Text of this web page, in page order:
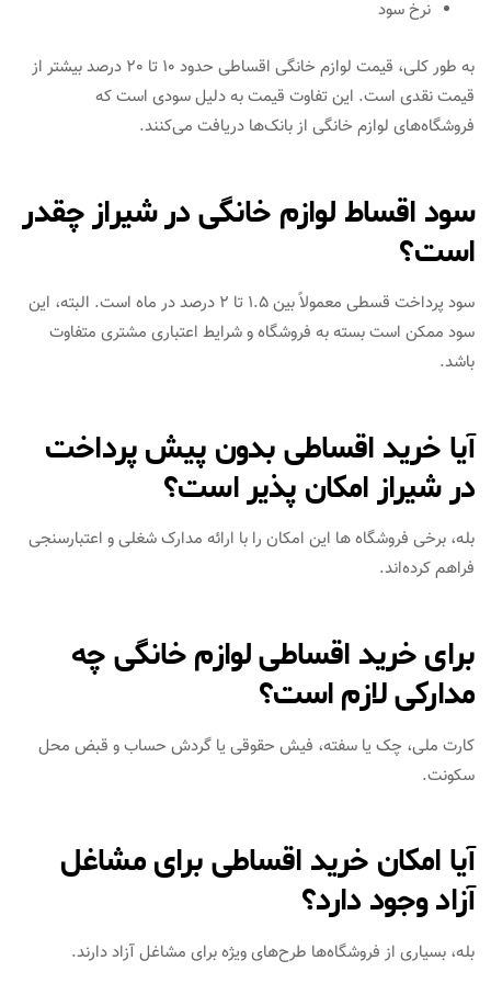
نرخ سود
به طور کلی، قیمت لوازم خانگی اقساطی حدود 10 تا 20 درصد بیشتر از
قیمت نقدی است. این تفاوت قیمت به دلیل سودی است که
فروشگاه‌های لوازم خانگی از بانک‌ها دریافت می‌کنند.
سود اقساط لوازم خانگی در شیراز چقدر
است؟
سود پرداخت قسطی معمولاً بین 1.5 تا 2 درصد در ماه است. البته، این
سود ممکن است بسته به فروشگاه و شرایط اعتباری مشتری متفاوت
باشد.
آیا خرید اقساطی بدون پیش‌ پرداخت
در شیراز امکان‌ پذیر است؟
بله، برخی فروشگاه‌ ها این امکان را با ارائه مدارک شغلی و اعتبارسنجی
فراهم کرده‌اند.
برای خرید اقساطی لوازم خانگی چه
مدارکی لازم است؟
کارت ملی، چک یا سفته، فیش حقوقی یا گردش حساب و قبض محل
سکونت.
آیا امکان خرید اقساطی برای مشاغل
آزاد وجود دارد؟
بله، بسیاری از فروشگاه‌ها طرح‌های ویژه برای مشاغل آزاد دارند.